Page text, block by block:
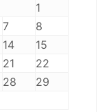
1
7
8
14
15
21
22
28
29